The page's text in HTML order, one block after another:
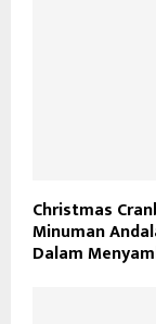
Christmas
Minuman
Dalam